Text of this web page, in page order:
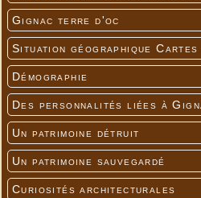
Gignac terre d'oc
Situation géographique
Démographie
Des personnalités liées à
Un patrimoine détruit
Un patrimoine sauvegardé
Curiosités architecturales